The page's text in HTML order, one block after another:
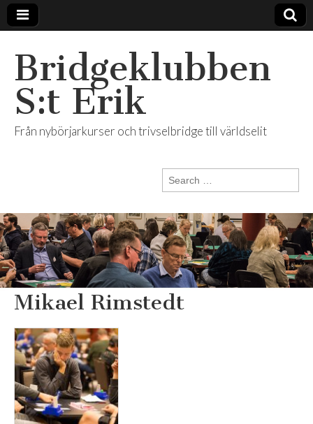
Bridgeklubben
S:t Erik
Från nybörjarkurser och trivselbridge till världselit
Search
for:
Mikael Rimstedt